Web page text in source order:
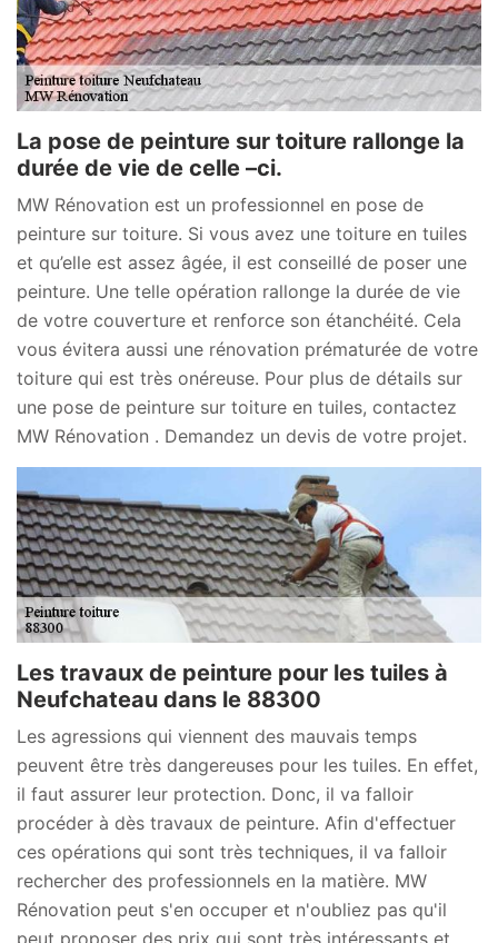
La pose de peinture sur toiture rallonge la
durée de vie de celle –ci.
MW Rénovation est un professionnel en pose de
peinture sur toiture. Si vous avez une toiture en tuiles
et qu’elle est assez âgée, il est conseillé de poser une
peinture. Une telle opération rallonge la durée de vie
de votre couverture et renforce son étanchéité. Cela
vous évitera aussi une rénovation prématurée de votre
toiture qui est très onéreuse. Pour plus de détails sur
une pose de peinture sur toiture en tuiles, contactez
MW Rénovation . Demandez un devis de votre projet.
Les travaux de peinture pour les tuiles à
Neufchateau dans le 88300
Les agressions qui viennent des mauvais temps
peuvent être très dangereuses pour les tuiles. En effet,
il faut assurer leur protection. Donc, il va falloir
procéder à dès travaux de peinture. Afin d'effectuer
ces opérations qui sont très techniques, il va falloir
rechercher des professionnels en la matière. MW
Rénovation peut s'en occuper et n'oubliez pas qu'il